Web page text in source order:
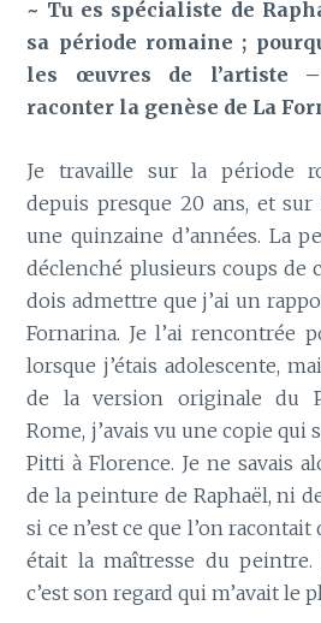
~ Tu es spécialiste de
sa période romaine ;
les œuvres de l’artiste
raconter la genèse de La
Je travaille sur la période
depuis presque 20 ans, et sur
une quinzaine d’années. La
déclenché plusieurs coups de
dois admettre que j’ai un
Fornarina. Je l’ai rencontrée
lorsque j’étais adolescente,
de la version originale du
Rome, j’avais vu une copie qui
Pitti à Florence. Je ne savais
de la peinture de Raphaël, ni
si ce n’est ce que l’on racontait
était la maîtresse du peintre.
c’est son regard qui m’avait le